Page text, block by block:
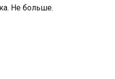
Не больше.